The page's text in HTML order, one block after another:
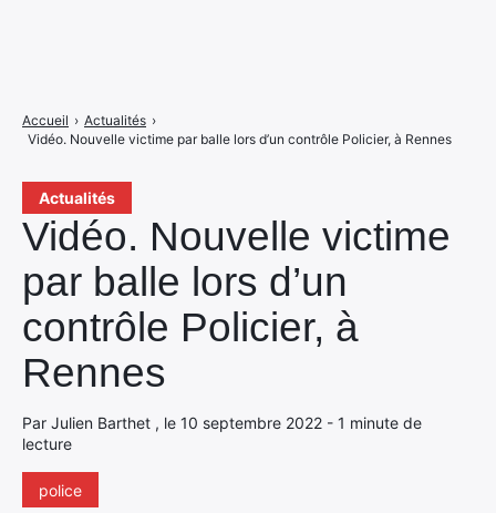
Actualités
Vidéo. Nouvelle victime
par balle lors d’un
contrôle Policier, à
Rennes
Par Julien Barthet , le 10 septembre 2022 - 1 minute de
lecture
police
Accueil › Actualités ›
Vidéo. Nouvelle victime par balle lors d’un contrôle Policier, à Rennes